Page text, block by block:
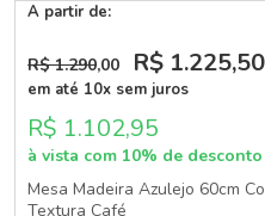
A partir de:
R$ 1.290,00 R$ 1.225,50
em até 10x sem juros
R$ 1.102,95
à vista com 10% de desconto
Mesa Madeira Azulejo 60cm
Textura Café